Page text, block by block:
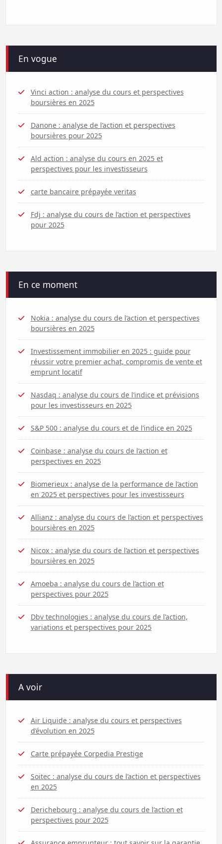
En vogue
Vinci action : analyse du cours et perspectives
boursières en 2025
Danone : analyse de l’action et perspectives
boursières pour 2025
Ald action : analyse du cours en 2025 et
perspectives pour les investisseurs
carte bancaire prépayée veritas
Fdj : analyse du cours de l’action et perspectives
pour 2025
En ce moment
Nokia : analyse du cours de l’action et perspectives
boursières en 2025
Investissement immobilier en 2025 : guide pour
réussir votre premier achat, compromis de vente et
emprunt locatif
Nasdaq : analyse du cours de l’indice et prévisions
pour les investisseurs en 2025
S&P 500 : analyse du cours et de l’indice en 2025
Coinbase : analyse du cours de l’action et
perspectives en 2025
Biomerieux : analyse de la performance de l’action
en 2025 et perspectives pour les investisseurs
Allianz : analyse du cours de l’action et perspectives
boursières en 2025
Nicox : analyse du cours de l’action et perspectives
boursières en 2025
Amoeba : analyse du cours de l’action et
perspectives pour 2025
Dbv technologies : analyse du cours de l’action,
variations et perspectives pour 2025
A voir
Air Liquide : analyse du cours et perspectives
d’évolution en 2025
Carte prépayée Corpedia Prestige
Soitec : analyse du cours de l’action et perspectives
en 2025
Derichebourg : analyse du cours de l’action et
perspectives pour 2025